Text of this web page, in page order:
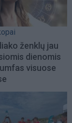
ženklų jau
dienomis
visuose